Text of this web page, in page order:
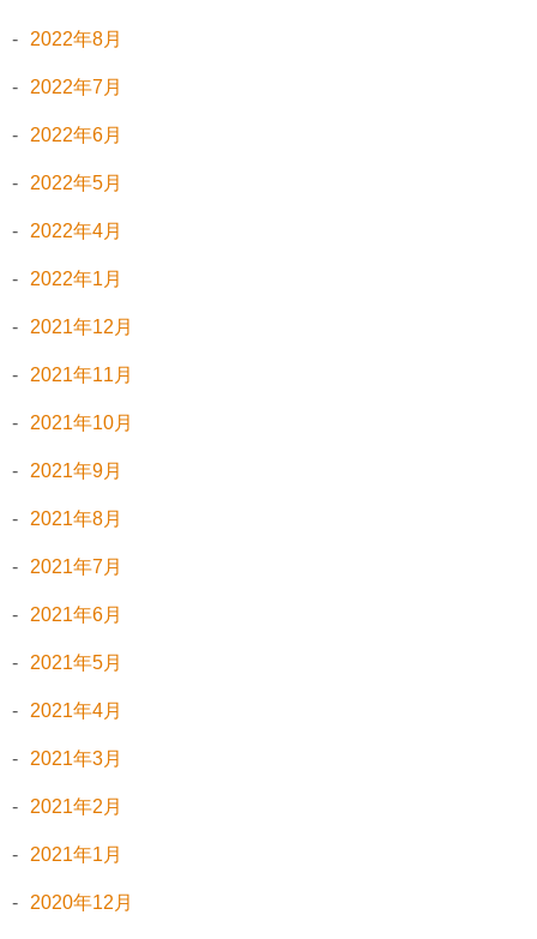
2022年8月
2022年7月
2022年6月
2022年5月
2022年4月
2022年1月
2021年12月
2021年11月
2021年10月
2021年9月
2021年8月
2021年7月
2021年6月
2021年5月
2021年4月
2021年3月
2021年2月
2021年1月
2020年12月